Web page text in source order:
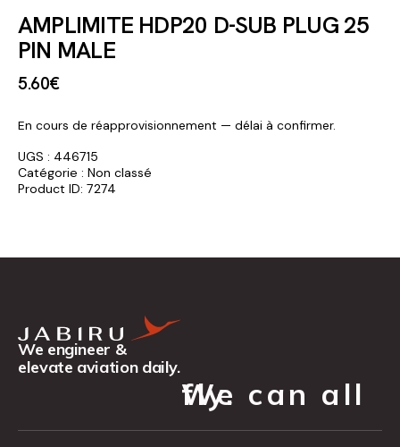
AMPLIMITE HDP20 D-SUB PLUG 25
PIN MALE
5.60€
En cours de réapprovisionnement — délai à confirmer.
UGS : 446715
Catégorie : Non classé
Product ID: 7274
We engineer &
elevate aviation daily.
We can all fly.